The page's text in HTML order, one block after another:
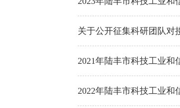
关于公开征集科研团队对
2021年陆丰市科技工业和
2022年陆丰市科技工业和